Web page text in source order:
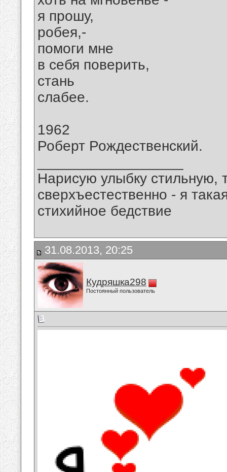
я прошу,
робея,-
помоги мне
в себя поверить,
стань
слабее.
1962
Роберт Рождественский.
Нарисую улыбку стильную,
сверхъестественно - я
стихийное бедствие
31.08.2013, 20:25
Кудряшка298
Постоянный пользователь